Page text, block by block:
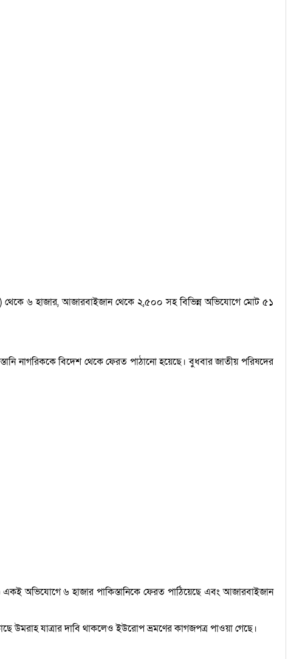
৬ হাজার, আজারবাইজান থেকে ২,৫০০ সহ বিভিন্ন অভিযোগে মোট ৫১
নাগরিককে বিদেশ থেকে ফেরত পাঠানো হয়েছে। বুধবার জাতীয় পরিষদের
অভিযোগে ৬ হাজার পাকিস্তানিকে ফেরত পাঠিয়েছে এবং আজারবাইজান
উমরাহ যাত্রার দাবি থাকলেও ইউরোপ ভ্রমণের কাগজপত্র পাওয়া গেছে।